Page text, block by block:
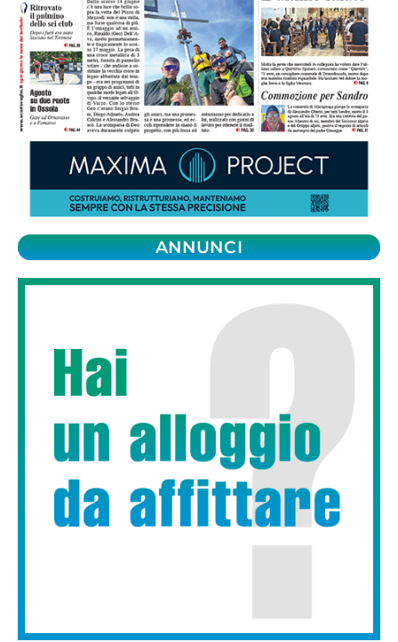
ANNUNCI